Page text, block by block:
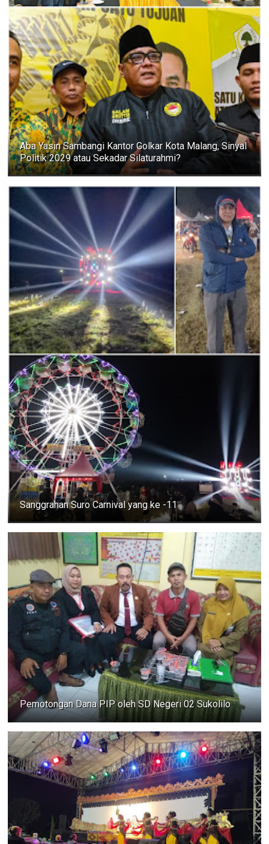
Aba Yasin Sambangi Kantor Golkar Kota Malang, Sinyal
Politik 2029 atau Sekadar Silaturahmi?
Sanggrahan Suro Carnival yang ke -11
Pemotongan Dana PIP oleh SD Negeri 02 Sukolilo